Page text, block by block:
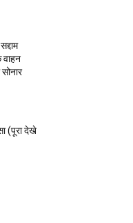
वाहन
(पूरा देखे